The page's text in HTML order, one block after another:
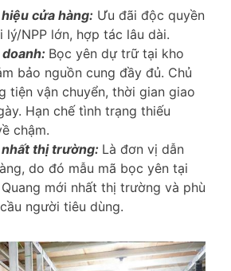
cửa hàng: Ưu đãi độc quyền
lý/NPP lớn, hợp tác lâu dài.
Bọc yên dự trữ tại kho
bảo nguồn cung đầy đủ. Chủ
tiện vận chuyển, thời gian giao
Hạn chế tình trạng thiếu
chậm.
thị trường: Là đơn vị dẫn
do đó mẫu mã bọc yên tại
mới nhất thị trường và phù
người tiêu dùng.